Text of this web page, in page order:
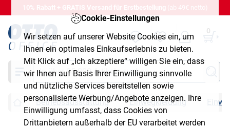
Cookie-Einstellungen
Wir setzen auf unserer Website Cookies ein, um
Ihnen ein optimales Einkaufserlebnis zu bieten.
Mit Klick auf „Ich akzeptiere“ willigen Sie ein, dass
wir Ihnen auf Basis Ihrer Einwilligung sinnvolle
und nützliche Services bereitstellen sowie
personalisierte Werbung/Angebote anzeigen. Ihre
Einwilligung umfasst, dass Cookies von
Drittanbietern außerhalb der EU verarbeitet werden
10% Rabatt + GRATIS Versand für Erstbestellung (ab 49€ netto)
0
Suche
Betriebsausstattung Einwegkleidung